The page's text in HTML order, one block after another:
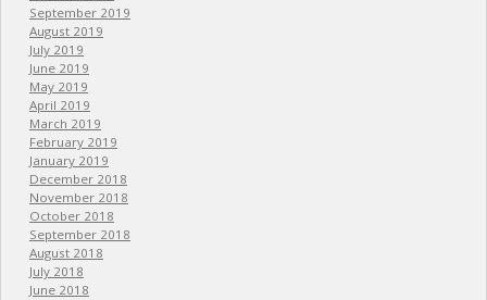
September 2019
August 2019
July 2019
June 2019
May 2019
April 2019
March 2019
February 2019
January 2019
December 2018
November 2018
October 2018
September 2018
August 2018
July 2018
June 2018